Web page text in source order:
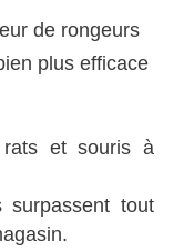
de rongeurs
plus efficace
et souris à
surpassent tout